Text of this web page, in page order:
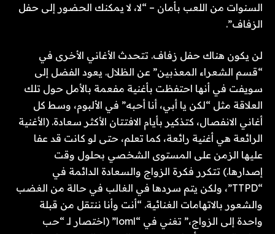
السنوات من اللعب بأمان – “لا، لا يمكنك الحضور إلى حفل
الزفاف”.
لن يكون هناك حفل زفاف. تتحدث الأغاني الأخرى في
“قسم الشعراء المعذبين” عن الظلال. يعود الفضل إلى
سويفت في أنها احتفظت بأغنية مفعمة بالأمل حول تلك
العلاقة مثل “لكن يا أبي، أنا أحبه” في الألبوم، وسط كل
أغاني الانفصال، كتذكير بأيام الافتتان الأكثر سعادة. (الأغنية
الرائعة هي أغنية رائعة، كما تعلم، حتى لو كانت قد عفا
عليها الزمن على المستوى الشخصي بحلول وقت
إصدارها.) تتكرر فكرة الزواج والسعادة الدائمة في
“TTPD”، ولكن يتم سردها في الغالب في حالة من الغضب
والشعور بالاتهامات الغنائية. “أنت وأنا ننتقل من قبلة
واحدة إلى الزواج،” تغني في “loml” (اختصار لـ “حب